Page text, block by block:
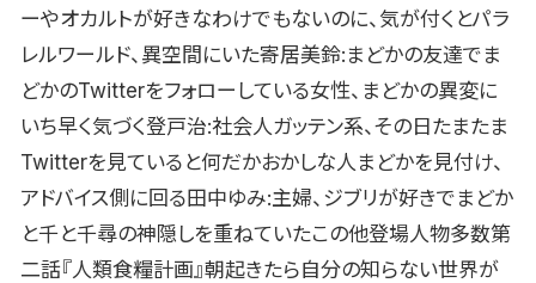
ーやオカルトが好きなわけでもないのに、気が付くとパラ
レルワールド、異空間にいた寄居美鈴:まどかの友達でま
どかのTwitterをフォローしている女性、まどかの異変に
いち早く気づく登戸治:社会人ガッテン系、その日たまたま
Twitterを見ていると何だかおかしな人まどかを見付け、
アドバイス側に回る田中ゆみ:主婦、ジブリが好きでまどか
と千と千尋の神隠しを重ねていたこの他登場人物多数第
二話『人類食糧計画』朝起きたら自分の知らない世界が